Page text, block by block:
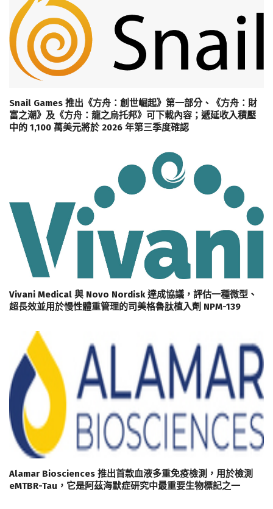
Snail Games 推出《方舟：創世崛起》第一部分、《方舟：財
富之潮》及《方舟：龍之烏托邦》可下載內容；遞延收入積壓
中的 1,100 萬美元將於 2026 年第三季度確認
Vivani Medical 與 Novo Nordisk 達成協議，評估一種微型、
超長效並用於慢性體重管理的司美格魯肽植入劑 NPM-139
Alamar Biosciences 推出首款血液多重免疫檢測，用於檢測
eMTBR-Tau，它是阿茲海默症研究中最重要生物標記之一